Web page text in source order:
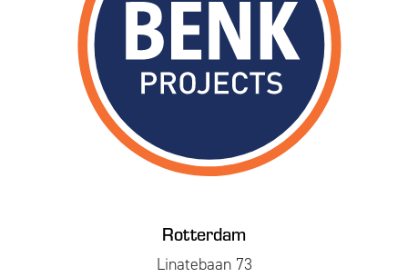
Rotterdam
Linatebaan 73